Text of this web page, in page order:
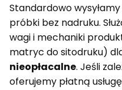
Standardowo
próbki bez nadruku.
wagi i mechaniki
matryc do sitodruku)
nieopłacalne. Jeśli
oferujemy płatną